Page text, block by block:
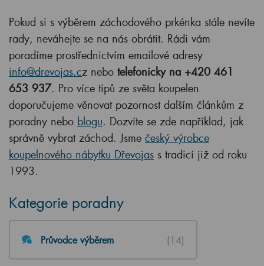
Pokud si s výběrem záchodového prkénka stále nevíte
rady, neváhejte se na nás obrátit. Rádi vám
poradíme prostřednictvím emailové adresy
info@drevojas.cz nebo telefonicky na +420 461
653 937. Pro více tipů ze světa koupelen
doporučujeme věnovat pozornost dalším článkům z
poradny nebo blogu. Dozvíte se zde například, jak
správně vybrat záchod. Jsme český výrobce
koupelnového nábytku Dřevojas s tradicí již od roku
1993.
Kategorie poradny
Průvodce výběrem (14)